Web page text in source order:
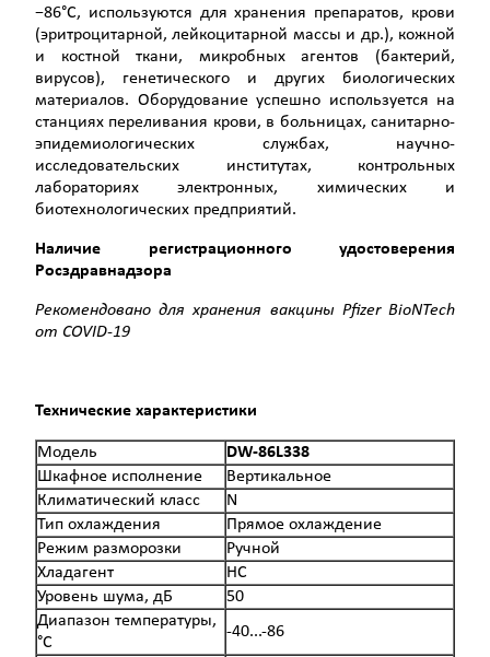
−86°C, используются для хранения препаратов, крови
(эритроцитарной, лейкоцитарной массы и др.), кожной
и костной ткани, микробных агентов (бактерий,
вирусов), генетического и других биологических
материалов. Оборудование успешно используется на
станциях переливания крови, в больницах, санитарно-
эпидемиологических службах, научно-
исследовательских институтах, контрольных
лабораториях электронных, химических и
биотехнологических предприятий.
Наличие регистрационного удостоверения
Росздравнадзора
Рекомендовано для хранения вакцины Pfizer BioNTech
от COVID-19
Технические характеристики
Модель
DW-86L338
Шкафное исполнение
Вертикальное
Климатический класс
N
Тип охлаждения
Прямое охлаждение
Режим разморозки
Ручной
Хладагент
НС
Уровень шума, дБ
50
Диапазон температуры,
°С
-40...-86